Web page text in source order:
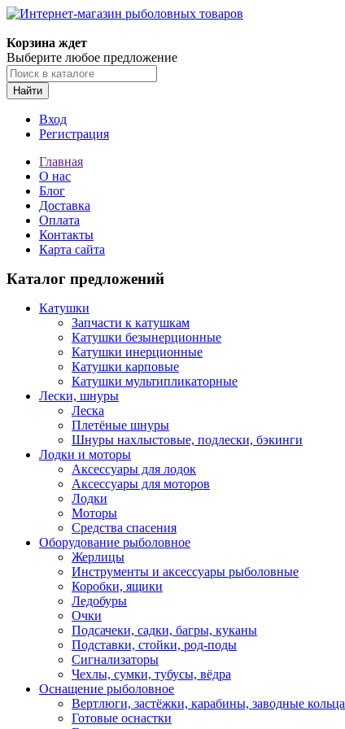
Корзина ждет
Выберите любое предложение
Найти
Вход
Регистрация
Главная
О нас
Блог
Доставка
Оплата
Контакты
Карта сайта
Каталог предложений
Катушки
Запчасти к катушкам
Катушки безынерционные
Катушки инерционные
Катушки карповые
Катушки мультипликаторные
Лески, шнуры
Леска
Плетёные шнуры
Шнуры нахлыстовые, подлески, бэкинги
Лодки и моторы
Аксессуары для лодок
Аксессуары для моторов
Лодки
Моторы
Средства спасения
Оборудование рыболовное
Жерлицы
Инструменты и аксессуары рыболовные
Коробки, ящики
Ледобуры
Очки
Подсачеки, садки, багры, куканы
Подставки, стойки, род-поды
Сигнализаторы
Чехлы, сумки, тубусы, вёдра
Оснащение рыболовное
Вертлюги, застёжки, карабины, заводные кольца
Готовые оснастки